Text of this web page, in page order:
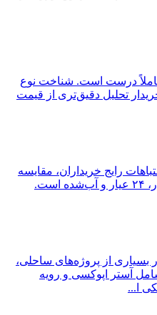
درست است. شناخت نوع
تحلیل دقیق‌تری از قیمت
رایج خریداران، مقایسه
مستقیم قیمت طلای ۱۸ عیار، ۲۴ عیار و آب‌شده است.
بسیاری از پروژه‌های ساحلی،
آستر اپوکسی و رویه
ا...